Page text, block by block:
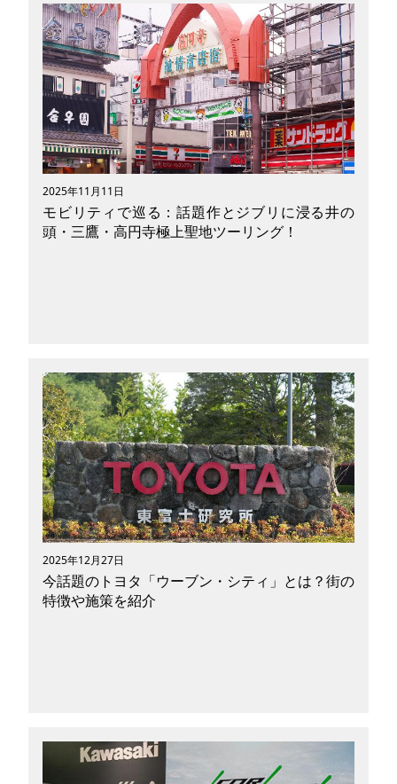
休日のお出かけや家族や恋人・友人との旅行に…
豊かな自然に触れて、心も体もリフレッシュした
いと思いませんか？日本有数の絶景道路と言われ
ている、長野県中部を走るドライブルート「ビー
ナスライン」はドライブやツーリングにぴった
り！車やバイクが好きな方は愛車でぜひ一度訪れ
てみてほしい名所です。ビーナスラインとはどん
な道路なのか、走行ルールや一緒に立ち寄りたい
おすすめ観光スポットなど、その魅力を紐解いて
いきたいと思います。
2025年11月11日
モビリティで巡る：話題作とジブリに浸る井の
頭・三鷹・高円寺極上聖地ツーリング！
「完璧な俺の、何がダメだったんだ！？」のキャ
ッチフレーズで話題沸騰のドラマ『じゃあ あん
たが作ってみろよ』は、第5話を迎え、ファンに
よる聖地巡礼が開始されています。竹内涼真さん
と夏帆さんが演じる再生ロマンスコメディの舞
台・高円寺。そこから、又吉直樹さんの『火花』
の聖地である喫茶店を経由し、井の頭公園を抜
け、宮崎駿監督が愛した三鷹のジブリ美術館ま
で。今回は、これら聖地を巡る特別なツーリング
にご案内します。小回りが利くモビリティは、賑
わう商店街から穏やかな自然まで、このエリアの
空気感と自由を深く味わうのに最適です。最新の
感動と普遍的なアニメーションの魔法を肌で感
2025年12月27日
今話題のトヨタ「ウーブン・シティ」とは？街の
特徴や施策を紹介
2025年9月25日、トヨタ自動車株式会社（以下ト
ヨタ）開発中の実証都市「ウーブン・シティ